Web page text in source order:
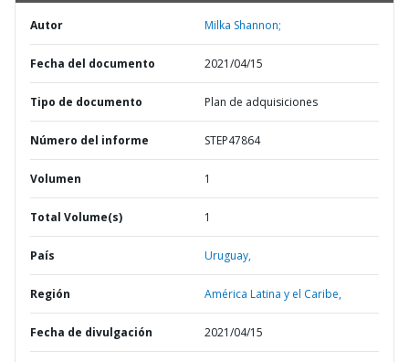
Autor Milka Shannon;
Fecha del documento 2021/04/15
Tipo de documento Plan de adquisiciones
Número del informe STEP47864
Volumen 1
Total Volume(s) 1
País Uruguay,
Región América Latina y el Caribe,
Fecha de divulgación 2021/04/15